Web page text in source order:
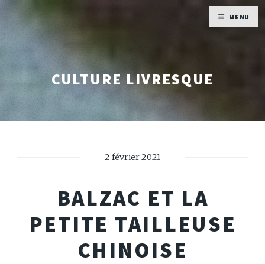
CULTURE LIVRESQUE
2 février 2021
BALZAC ET LA
PETITE TAILLEUSE
CHINOISE
MENU